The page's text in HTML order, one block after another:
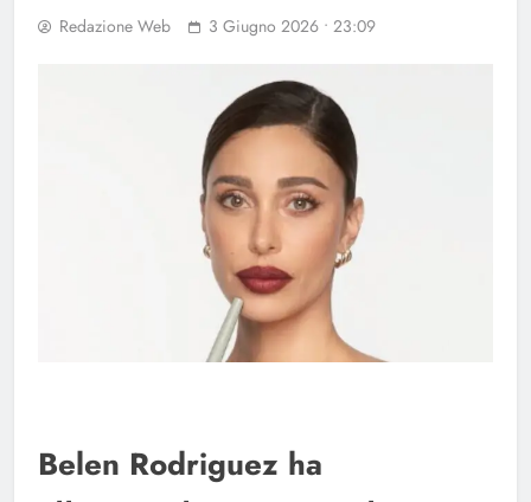
Redazione Web 3 Giugno 2026 • 23:09
Belen Rodriguez ha